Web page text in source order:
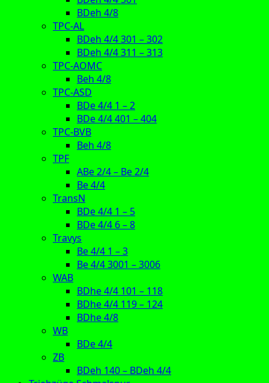
BDeh 4/8
TPC-AL
BDeh 4/4 301 – 302
BDeh 4/4 311 – 313
TPC-AOMC
Beh 4/8
TPC-ASD
BDe 4/4 1 – 2
BDe 4/4 401 – 404
TPC-BVB
Beh 4/8
TPF
ABe 2/4 – Be 2/4
Be 4/4
TransN
BDe 4/4 1 – 5
BDe 4/4 6 – 8
Travys
Be 4/4 1 – 3
Be 4/4 3001 – 3006
WAB
BDhe 4/4 101 – 118
BDhe 4/4 119 – 124
BDhe 4/8
WB
BDe 4/4
ZB
BDeh 140 – BDeh 4/4